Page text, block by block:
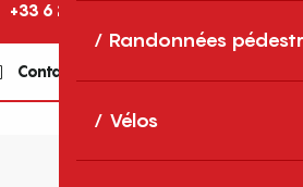
Randonnées
Vélos
+33 6 25 15 15
Contactez-nous